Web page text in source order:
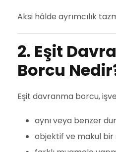
Aksi hâlde ayrımcılık
2. Eşit
Borcu
Eşit davranma borcu,
aynı veya benzer
objektif ve makul bir